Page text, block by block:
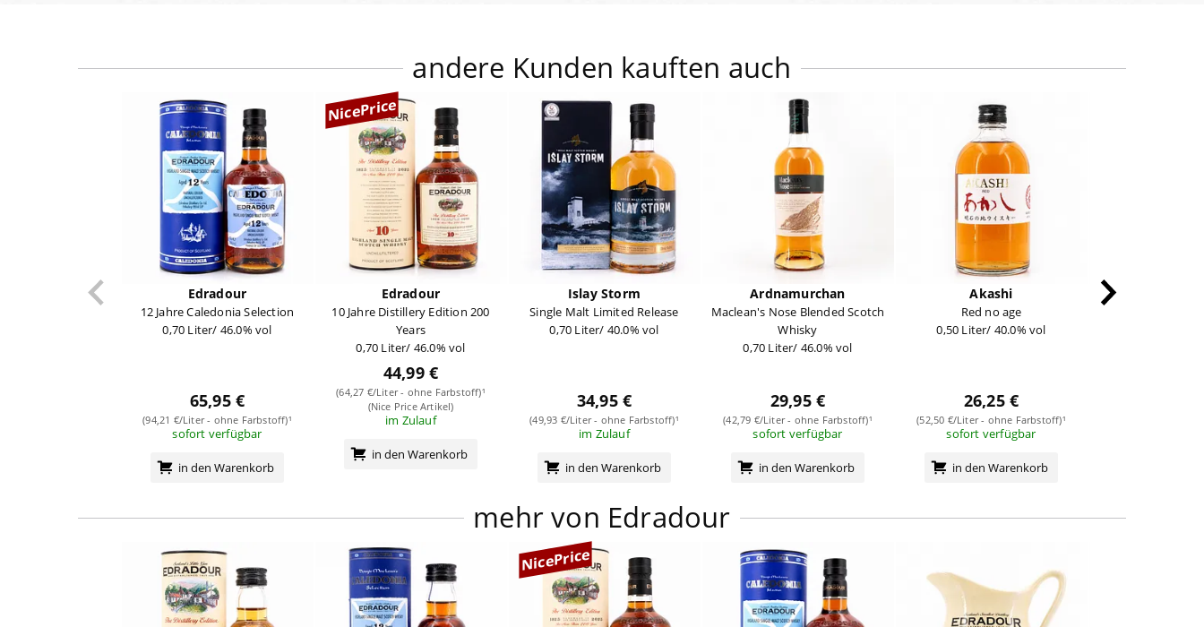
andere Kunden kauften auch
Edradour
12 Jahre Caledonia Selection
0,70 Liter/ 46.0% vol
65,95 €
(94,21 €/Liter - ohne Farbstoff)¹
sofort verfügbar
in den Warenkorb
NicePrice
Edradour
10 Jahre Distillery Edition 200
Years
0,70 Liter/ 46.0% vol
44,99 €
(64,27 €/Liter - ohne Farbstoff)¹
(Nice Price Artikel)
im Zulauf
in den Warenkorb
Islay Storm
Single Malt Limited Release
0,70 Liter/ 40.0% vol
34,95 €
(49,93 €/Liter - ohne Farbstoff)¹
im Zulauf
in den Warenkorb
Ardnamurchan
Maclean's Nose Blended Scotch
Whisky
0,70 Liter/ 46.0% vol
29,95 €
(42,79 €/Liter - ohne Farbstoff)¹
sofort verfügbar
in den Warenkorb
Akashi
Red no age
0,50 Liter/ 40.0% vol
26,25 €
(52,50 €/Liter - ohne Farbstoff)¹
sofort verfügbar
in den Warenkorb
mehr von Edradour
NicePrice